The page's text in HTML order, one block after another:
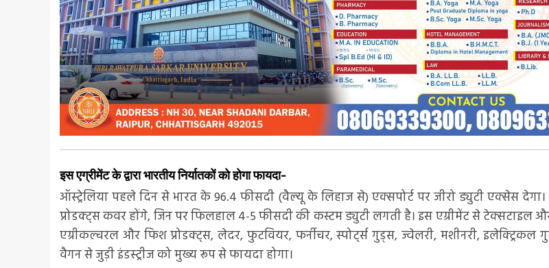
इस एग्रीमेंट के द्वारा भारतीय निर्यातकों को होगा फायदा-
ऑस्ट्रेलिया पहले दिन से भारत के 96.4 फीसदी (वैल्यू के लिहाज से) एक्सपोर्ट पर जीरो ड्युटी एक्सेस
प्रोडक्ट्स कवर होंगे, जिन पर फिलहाल 4-5 फीसदी की कस्टम ड्युटी लगती है। इस एग्रीमेंट से टेक्सटाइल
एग्रीकल्चरल और फिश प्रोडक्ट्स, लेदर, फुटवियर, फर्नीचर, स्पोर्ट्स गुड्स, ज्वेलरी, मशीनरी,
वैगन से जुड़ी इंडस्ट्रीज को मुख्य रूप से फायदा होगा।